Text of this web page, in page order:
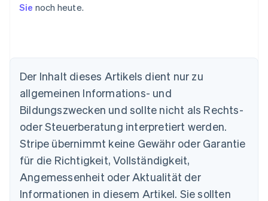
Sie noch heute.
Der Inhalt dieses Artikels dient nur zu
allgemeinen Informations- und
Bildungszwecken und sollte nicht als Rechts-
oder Steuerberatung interpretiert werden.
Stripe übernimmt keine Gewähr oder Garantie
für die Richtigkeit, Vollständigkeit,
Angemessenheit oder Aktualität der
Informationen in diesem Artikel. Sie sollten
Australien
English
Belgien
Brasilien
PortuguêsEnglish
Bulgarien
English
Dänemark
English